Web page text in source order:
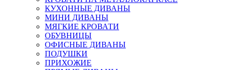
КУХОННЫЕ ДИВАНЫ
МИНИ ДИВАНЫ
МЯГКИЕ КРОВАТИ
ОБУВНИЦЫ
ОФИСНЫЕ ДИВАНЫ
ПОДУШКИ
ПРИХОЖИЕ